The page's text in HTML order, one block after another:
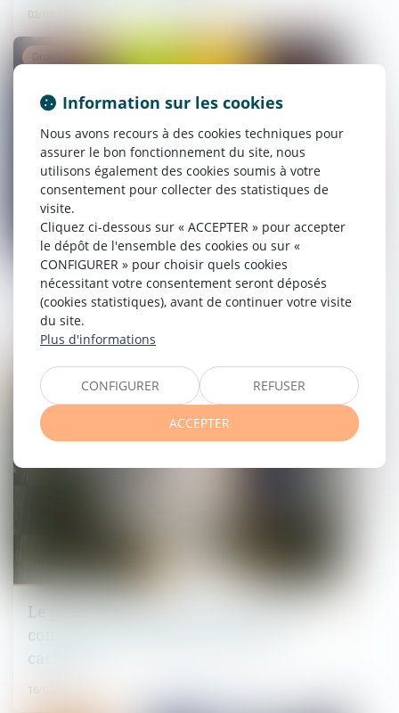
02/03/2023
Une succession d’entreprises ne vaut
pas réception tacite des travaux
22/02/2023
Droit immobilier
Le point de départ de la prescription
commerciale en matière de vices
cachés
16/02/2023
Droit immobilier
Information sur les cookies
Nous avons recours à des cookies techniques pour
assurer le bon fonctionnement du site, nous
utilisons également des cookies soumis à votre
consentement pour collecter des statistiques de
visite.
Cliquez ci-dessous sur « ACCEPTER » pour accepter
le dépôt de l'ensemble des cookies ou sur «
CONFIGURER » pour choisir quels cookies
nécessitant votre consentement seront déposés
(cookies statistiques), avant de continuer votre visite
du site.
Plus d'informations
CONFIGURER REFUSER
ACCEPTER